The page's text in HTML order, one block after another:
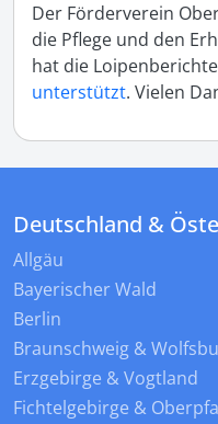
Der Förderverein
die Pflege und den
hat die
unterstützt. Vielen
Deutschland &
Allgäu
Bayerischer Wald
Berlin
Braunschweig &
Erzgebirge & Vogtland
Fichtelgebirge &